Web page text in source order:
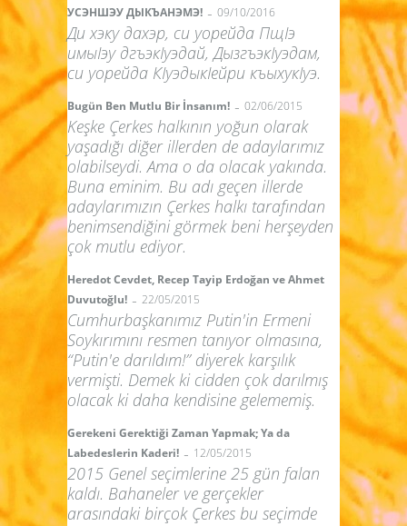
УСЭНШЭУ ДЫКЪАНЭМЭ! - 09/10/2016
Ди хэку дахэр, си уорейда ПщIэ
имыIэу дгъэкIуэдай, ДызгъэкIуэдам,
си уорейда КIуэдыкIейри къыхукIуэ.
Bugün Ben Mutlu Bir İnsanım! - 02/06/2015
Keşke Çerkes halkının yoğun olarak
yaşadığı diğer illerden de adaylarımız
olabilseydi. Ama o da olacak yakında.
Buna eminim. Bu adı geçen illerde
adaylarımızın Çerkes halkı tarafından
benimsendiğini görmek beni herşeyden
çok mutlu ediyor.
Heredot Cevdet, Recep Tayip Erdoğan ve Ahmet
Duvutoğlu! - 22/05/2015
Cumhurbaşkanımız Putin'in Ermeni
Soykırımını resmen tanıyor olmasına,
“Putin'e darıldım!” diyerek karşılık
vermişti. Demek ki cidden çok darılmış
olacak ki daha kendisine gelememiş.
Gerekeni Gerektiği Zaman Yapmak; Ya da
Labedeslerin Kaderi! - 12/05/2015
2015 Genel seçimlerine 25 gün falan
kaldı. Bahaneler ve gerçekler
arasındaki birçok Çerkes bu seçimde